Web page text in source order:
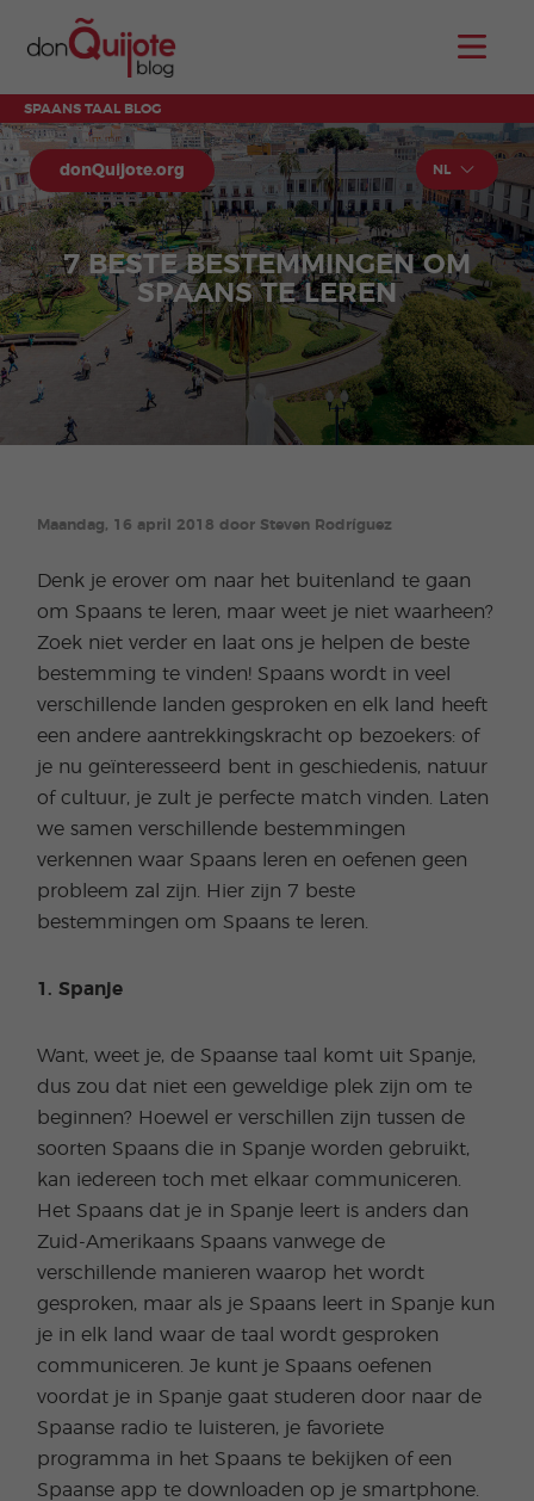
SPAANS TAAL BLOG
donQuijote.org NL
7 BESTE BESTEMMINGEN OM
SPAANS TE LEREN
Maandag, 16 april 2018 door Steven Rodríguez
Denk je erover om naar het buitenland te gaan
om Spaans te leren, maar weet je niet waarheen?
Zoek niet verder en laat ons je helpen de beste
bestemming te vinden! Spaans wordt in veel
verschillende landen gesproken en elk land heeft
een andere aantrekkingskracht op bezoekers: of
je nu geïnteresseerd bent in geschiedenis, natuur
of cultuur, je zult je perfecte match vinden. Laten
we samen verschillende bestemmingen
verkennen waar Spaans leren en oefenen geen
probleem zal zijn. Hier zijn 7 beste
bestemmingen om Spaans te leren.
1. Spanje
Want, weet je, de Spaanse taal komt uit Spanje,
dus zou dat niet een geweldige plek zijn om te
beginnen? Hoewel er verschillen zijn tussen de
soorten Spaans die in Spanje worden gebruikt,
kan iedereen toch met elkaar communiceren.
Het Spaans dat je in Spanje leert is anders dan
Zuid-Amerikaans Spaans vanwege de
verschillende manieren waarop het wordt
gesproken, maar als je Spaans leert in Spanje kun
je in elk land waar de taal wordt gesproken
communiceren. Je kunt je Spaans oefenen
voordat je in Spanje gaat studeren door naar de
Spaanse radio te luisteren, je favoriete
programma in het Spaans te bekijken of een
Spaanse app te downloaden op je smartphone.